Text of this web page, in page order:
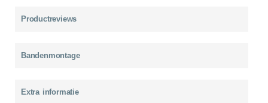
Productreviews
Bandenmontage
Extra informatie